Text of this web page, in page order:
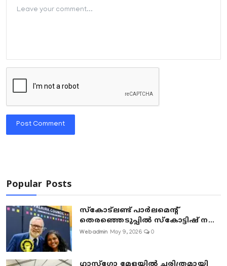
Post Comment
Popular Posts
സ്കോട്ലണ്ട് പാർലമെന്റ്
തെരഞ്ഞെടുപ്പിൽ സ്കോട്ടിഷ് ന...
Webadmin May 9, 2026 0
ഗ്ലാസ്‌ഗോ മേളയിൽ ചരിത്രമായി